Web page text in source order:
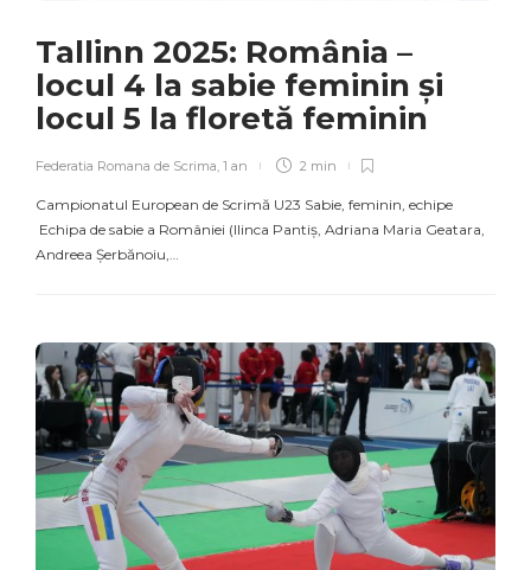
Tallinn 2025: România –
locul 4 la sabie feminin și
locul 5 la floretă feminin
Federatia Romana de Scrima, 1 an 2 min
Campionatul European de Scrimă U23 Sabie, feminin, echipe
Echipa de sabie a României (Ilinca Pantiș, Adriana Maria Geatara,
Andreea Șerbănoiu,…